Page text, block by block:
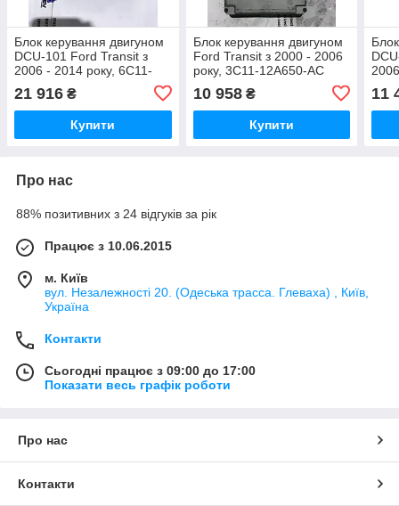
Блок керування двигуном
DCU-101 Ford Transit з
2006 - 2014 року, 6C11-
21 916 ₴
Купити
Блок керування двигуном
Ford Transit з 2000 - 2006
року, 3C11-12A650-AC
10 958₴
Купити
11
Про нас
88% позитивних з 24 відгуків за рік
Працює з 10.06.2015
м. Київ
вул. Незалежності 20. (Одеська трасса. Глеваха) , Київ,
Україна
Контакти
Сьогодні працює з 09:00 до 17:00
Показати весь графік роботи
Про нас
Контакти